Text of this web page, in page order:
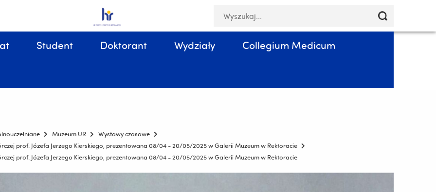
nawigację
do
kluczowe
Student Doktorant Wydziały Collegium Medicum
Muzeum UR
Wystawy czasowe
prof. Józefa Jerzego Kierskiego, prezentowana 08/04 - 20/05/2025 w Galerii Muzeum w Rektoracie
prof. Józefa Jerzego Kierskiego, prezentowana 08/04 - 20/05/2025 w Galerii Muzeum w Rektoracie